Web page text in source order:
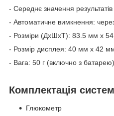
- Середнє значення
- Автоматичне вимкнення:
- Розміри (ДхШхТ): 83.5 мм x
- Розмір дисплея: 40 мм х 42
- Вага: 50 г (включно з батарею)
Комплектація
Глюкометр